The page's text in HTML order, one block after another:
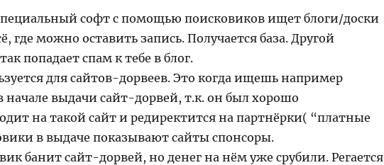
софт с помощью поисковиков ищет блоги/доски
можно оставить запись. Получается база. Другой
попадает спам к тебе в блог.
для сайтов-дорвеев. Это когда ищешь например
начале выдачи сайт-дорвей, т.к. он был хорошо
на такой сайт и редиректится на партнёрки( “платные
в выдаче показывают сайты спонсоры.
банит сайт-дорвей, но денег на нём уже срубили. Регается